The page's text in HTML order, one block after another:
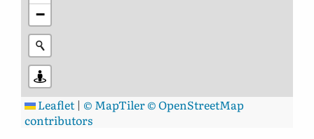
−
Leaflet | © MapTiler© OpenStreetMap
contributors